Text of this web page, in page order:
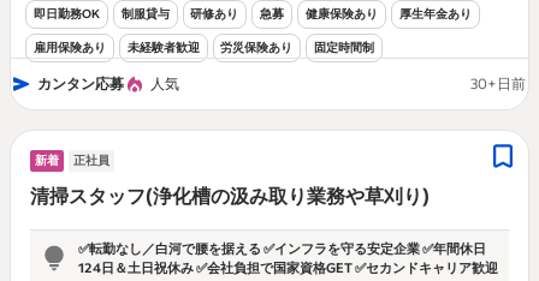
即日勤務OK 制服貸与 研修あり 急募 健康保険あり 厚生年金あり
雇用保険あり 未経験者歓迎 労災保険あり 固定時間制
カンタン応募 人気 30+日前
新着 正社員
清掃スタッフ(浄化槽の汲み取り業務や草刈り)
✅転勤なし／白河で腰を据える ✅インフラを守る安定企業 ✅年間休日
124日＆土日祝休み ✅会社負担で国家資格GET ✅セカンドキャリア歓迎